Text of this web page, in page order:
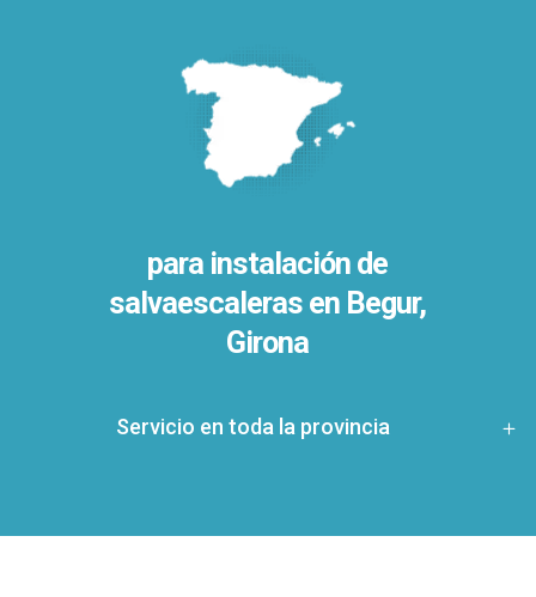
para instalación de
salvaescaleras en Begur,
Girona
Servicio en toda la provincia